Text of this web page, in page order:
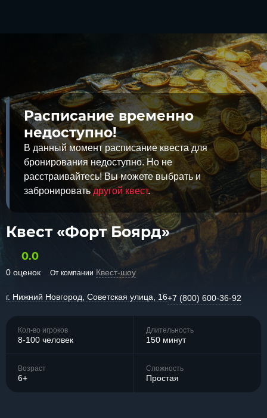
Расписание временно
недоступно!
В данный момент расписание квеста для
бронирования недоступно. Но не
расстраивайтесь! Вы можете выбрать и
забронировать другой квест.
Квест «Форт Боярд»
0.0
0 оценок От компании Квест-шоу
г. Нижний Новгород, Советская улица, 16+7 (800) 600-36-92
Кол-во игроков
8-100 человек
Длительность
150 минут
Возраст
6+
Сложность
Простая